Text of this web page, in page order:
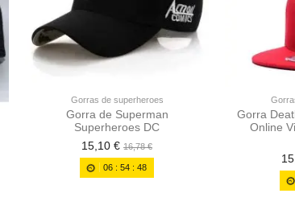
Gorras de superheroes
Gorra de Superman
Superheroes DC
15,10 € 16,78 €
06 :54 :48
Gorra
Online